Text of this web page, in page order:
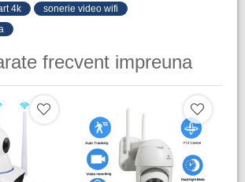
4k
sonerie video wifi
frecvent impreuna